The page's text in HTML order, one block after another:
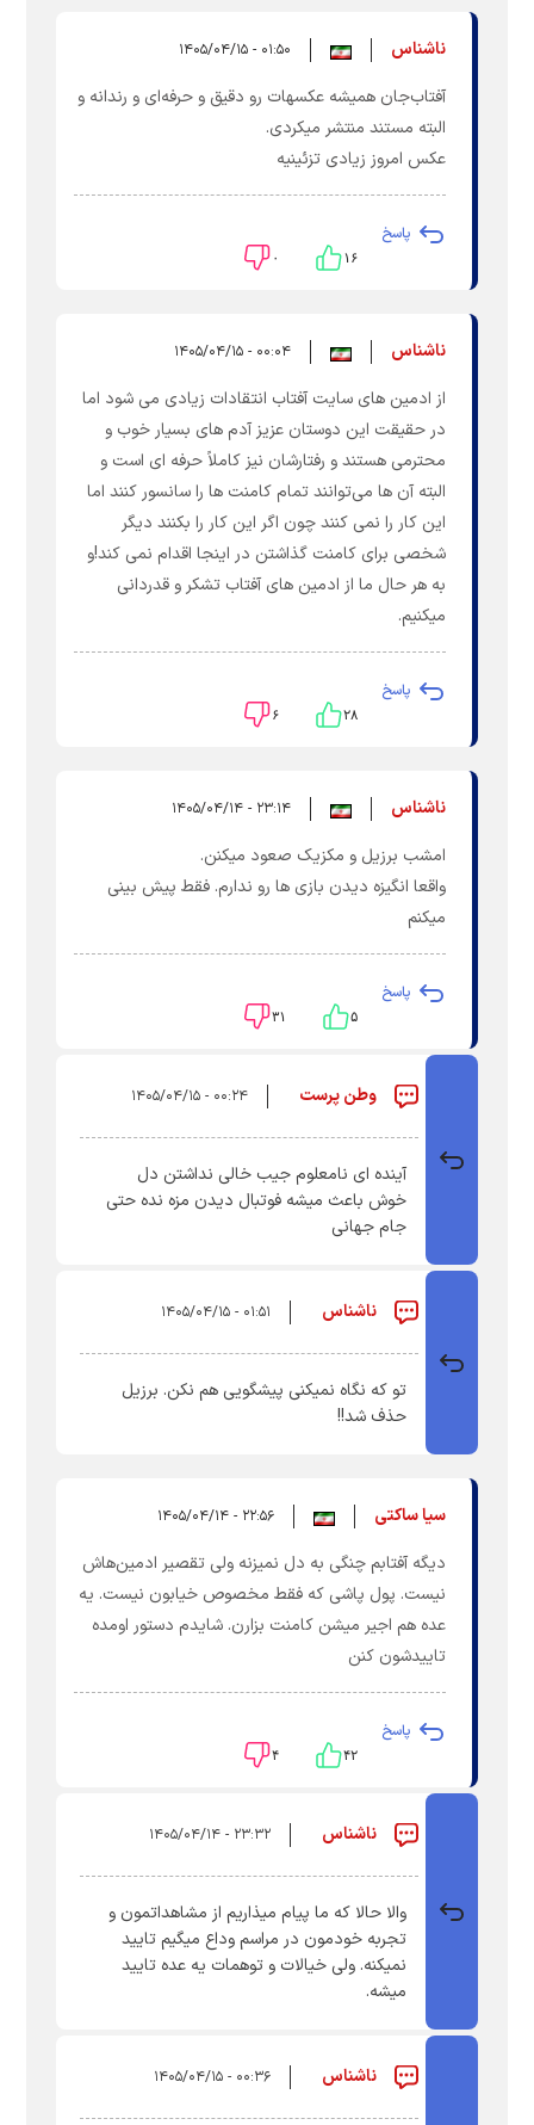
ناشناس ۰۱:۵۰ - ۱۴۰۵/۰۴/۱۵
آفتاب‌جان همیشه عکسهات رو دقیق و حرفه‌ای و رندانه و
البته مستند منتشر میکردی.
عکس امروز زیادی تزئینیه
پاسخ
۱۶ ۰
ناشناس ۰۰:۰۴ - ۱۴۰۵/۰۴/۱۵
از ادمین های سایت آفتاب انتقادات زیادی می شود اما
در حقیقت این دوستان عزیز آدم های بسیار خوب و
محترمی هستند و رفتارشان نیز کاملاً حرفه ای است و
البته آن ها می‌توانند تمام کامنت ها را سانسور کنند اما
این کار را نمی کنند چون اگر این کار را بکنند دیگر
شخصی برای کامنت گذاشتن در اینجا اقدام نمی کند!و
به هر حال ما از ادمین های آفتاب تشکر و قدردانی
میکنیم.
پاسخ
۲۸ ۶
ناشناس ۲۳:۱۴ - ۱۴۰۵/۰۴/۱۴
امشب برزیل و مکزیک صعود میکنن.
واقعا انگیزه دیدن بازی ها رو ندارم. فقط پیش بینی
میکنم
پاسخ
۵ ۳۱
وطن پرست ۰۰:۲۴ - ۱۴۰۵/۰۴/۱۵
آینده ای نامعلوم جیب خالی نداشتن دل
خوش باعث میشه فوتبال دیدن مزه نده حتی
جام جهانی
ناشناس ۰۱:۵۱ - ۱۴۰۵/۰۴/۱۵
تو که نگاه نمیکنی پیشگویی هم نکن. برزیل
حذف شد!!
سیا ساکتی ۲۲:۵۶ - ۱۴۰۵/۰۴/۱۴
دیگه آفتابم چنگی به دل نمیزنه ولی تقصیر ادمین‌هاش
نیست. پول پاشی که فقط مخصوص خیابون نیست. یه
عده هم اجیر میشن کامنت بزارن. شایدم دستور اومده
تاییدشون کنن
پاسخ
۴۲ ۴
ناشناس ۲۳:۳۲ - ۱۴۰۵/۰۴/۱۴
والا حالا که ما پیام میذاریم از مشاهداتمون و
تجربه خودمون در مراسم وداع میگیم تایید
نمیکنه. ولی خيالات و توهمات یه عده تایید
میشه.
ناشناس ۰۰:۳۶ - ۱۴۰۵/۰۴/۱۵